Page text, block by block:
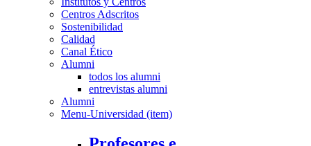
Centros Adscritos
Sostenibilidad
Calidad
Canal Ético
Alumni
todos los alumni
entrevistas alumni
Alumni
Menu-Universidad (item)